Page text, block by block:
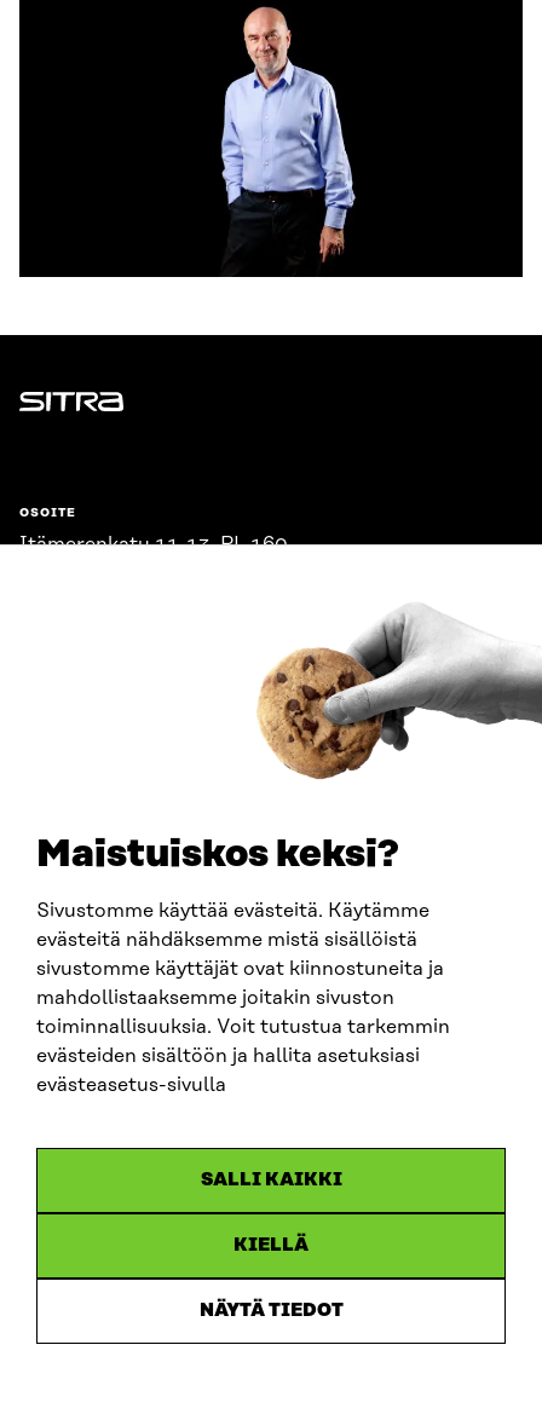
Maistuiskos keksi?
Sivustomme käyttää evästeitä. Käytämme
evästeitä nähdäksemme mistä sisällöistä
sivustomme käyttäjät ovat kiinnostuneita ja
mahdollistaaksemme joitakin sivuston
toiminnallisuuksia. Voit tutustua tarkemmin
evästeiden sisältöön ja hallita asetuksiasi
evästeasetus-sivulla
SALLI KAIKKI
KIELLÄ
NÄYTÄ TIEDOT
Sitra
OSOITE
Itämerenkatu 11-13, PL 160,
SITRA SOSIAALISESSA MEDIASSA
LinkedIn
Instagram
YouTube
Saavutettavuusseloste
Asiakirjajulkisuus